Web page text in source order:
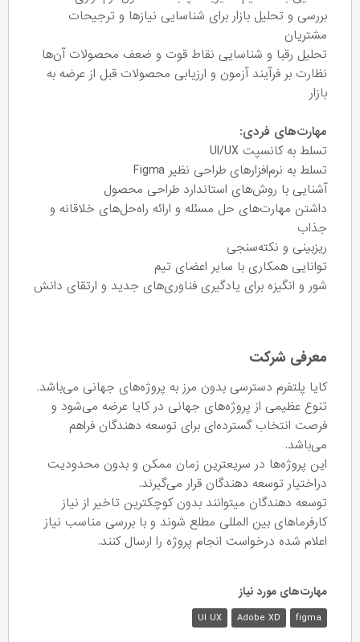
بررسی و تحلیل بازار برای شناسایی نیازها و ترجیحات
مشتریان
تحلیل رقبا و شناسایی نقاط قوت و ضعف محصولات آن‌ها
نظارت بر فرآیند آزمون و ارزیابی محصولات قبل از عرضه به
بازار
مهارت‌های فردی:
تسلط به کانسپت UI/UX
تسلط به نرم‌افزارهای طراحی نظیر Figma
آشنایی با روش‌های استاندارد طراحی محصول
داشتن مهارت‌های حل مسئله و ارائه راه‌حل‌های خلاقانه و
جذاب
ریزبینی و نکته‌سنجی
توانایی همکاری با سایر اعضای تیم
شور و انگیزه برای یادگیری فناوری‌های جدید و ارتقای دانش
معرفی شرکت
کایا پلتفرم دسترسی بدون مرز به پروژه‌های جهانی می‌باشد.
تنوع عظیمی از پروژه‌های جهانی در کایا عرضه می‌شود و
فرصت انتخاب گسترده‌ای برای توسعه دهندگان فراهم
می‌باشد.
این پروژه‌ها در سریعترین زمان ممکن و بدون محدودیت
دراختیار توسعه دهندگان قرار می‌گیرند.
توسعه دهندگان میتوانند بدون کوچکترین تاخیر از نیاز
کارفرما‌های بین المللی مطلع شوند و با بررسی مناسب نیاز
اعلام شده درخواست انجام پروژه را ارسال کنند.
مهارت‌های مورد نیاز
figma
Adobe XD
UI UX